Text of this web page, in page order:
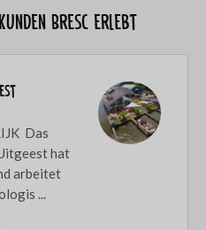
Bresc erlebt
Das
hat
arbeitet
...